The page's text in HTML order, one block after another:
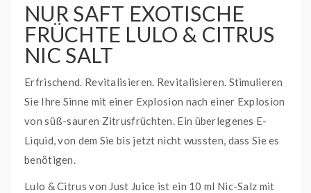
NUR SAFT EXOTISCHE
FRÜCHTE LULO & CITRUS
NIC SALT
Erfrischend. Revitalisieren. Revitalisieren. Stimulieren
Sie Ihre Sinne mit einer Explosion nach einer Explosion
von süß-sauren Zitrusfrüchten. Ein überlegenes E-
Liquid, von dem Sie bis jetzt nicht wussten, dass Sie es
benötigen.
Lulo & Citrus von Just Juice ist ein 10 ml Nic-Salz mit